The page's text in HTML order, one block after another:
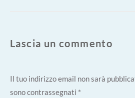
Lascia un commento
Il tuo indirizzo email non sarà
sono contrassegnati *